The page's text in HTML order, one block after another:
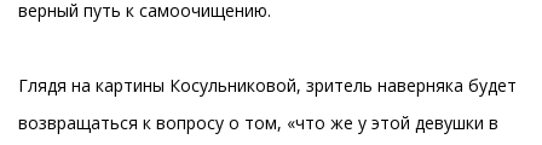
верный путь к самоочищению.
Глядя на картины Косульниковой, зритель наверняка будет
возвращаться к вопросу о том, «что же у этой девушки в